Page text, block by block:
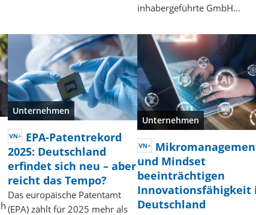
inhabergeführte GmbH…
Unternehmen
EPA-Patentrekord
2025: Deutschland
erfindet sich neu – aber
reicht das Tempo?
Das europäische Patentamt
(EPA) zählt für 2025 mehr als
Unternehmen
und Mindset
beeinträchtigen
Innovationsfähigkeit
Deutschland